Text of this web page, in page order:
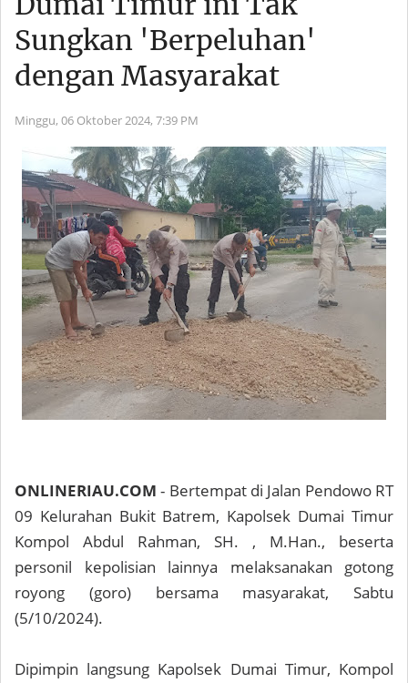
Sungkan 'Berpeluhan'
dengan Masyarakat
Minggu, 06 Oktober 2024, 7:39 PM
ONLINERIAU.COM - Bertempat di Jalan Pendowo RT
09 Kelurahan Bukit Batrem, Kapolsek Dumai Timur
Kompol Abdul Rahman, SH. , M.Han., beserta
personil kepolisian lainnya melaksanakan gotong
royong (goro) bersama masyarakat, Sabtu
(5/10/2024).
Dipimpin langsung Kapolsek Dumai Timur, Kompol